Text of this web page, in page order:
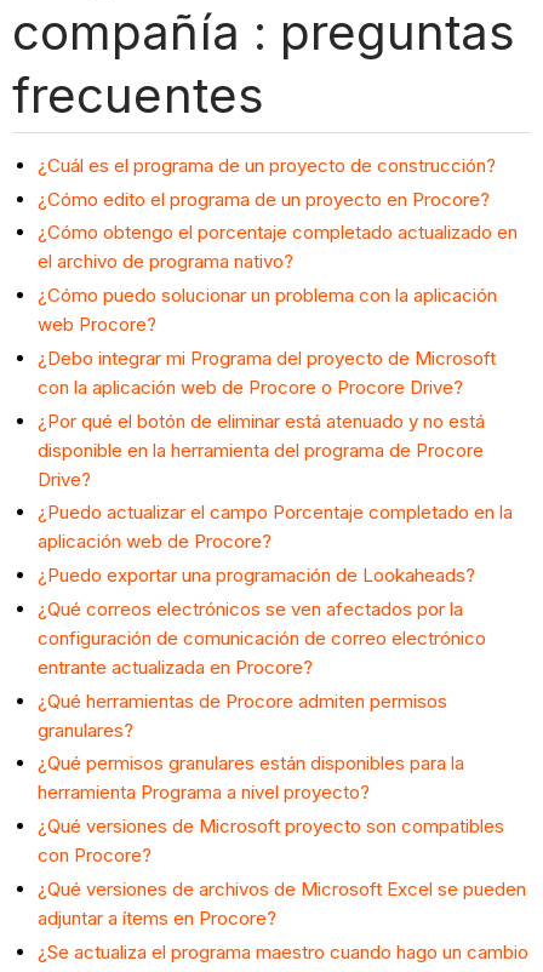
compañía : preguntas
frecuentes
¿Cuál es el programa de un proyecto de construcción?
¿Cómo edito el programa de un proyecto en Procore?
¿Cómo obtengo el porcentaje completado actualizado en
el archivo de programa nativo?
¿Cómo puedo solucionar un problema con la aplicación
web Procore?
¿Debo integrar mi Programa del proyecto de Microsoft
con la aplicación web de Procore o Procore Drive?
¿Por qué el botón de eliminar está atenuado y no está
disponible en la herramienta del programa de Procore
Drive?
¿Puedo actualizar el campo Porcentaje completado en la
aplicación web de Procore?
¿Puedo exportar una programación de Lookaheads?
¿Qué correos electrónicos se ven afectados por la
configuración de comunicación de correo electrónico
entrante actualizada en Procore?
¿Qué herramientas de Procore admiten permisos
granulares?
¿Qué permisos granulares están disponibles para la
herramienta Programa a nivel proyecto?
¿Qué versiones de Microsoft proyecto son compatibles
con Procore?
¿Qué versiones de archivos de Microsoft Excel se pueden
adjuntar a ítems en Procore?
¿Se actualiza el programa maestro cuando hago un cambio